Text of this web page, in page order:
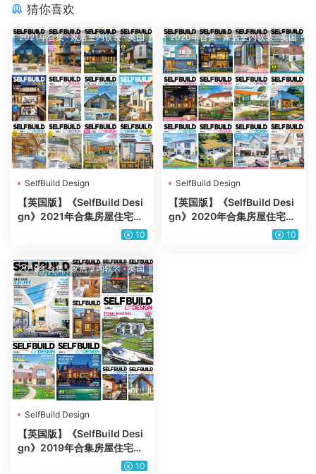
猜你喜欢
2021年合集·家居室内软装·英国
SelfBuild Design
【英国版】《SelfBuild Desi
gn》2021年合集房屋住宅项
目翻新扩建室内设计高清PDF
10
2020年合集·家居室内软装·英国
SelfBuild Design
【英国版】《SelfBuild Desi
gn》2020年合集房屋住宅项
目翻新扩建室内设计高清PDF
10
2019年合集·家居室内软装·英国
SelfBuild Design
【英国版】《SelfBuild Desi
gn》2019年合集房屋住宅项
目翻新扩建室内设计高清PDF
10